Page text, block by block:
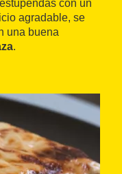
con un
agradable, se
una buena
.